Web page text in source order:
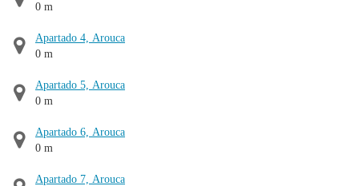
0 m
Apartado 4, Arouca
0 m
Apartado 5, Arouca
0 m
Apartado 6, Arouca
0 m
Apartado 7, Arouca